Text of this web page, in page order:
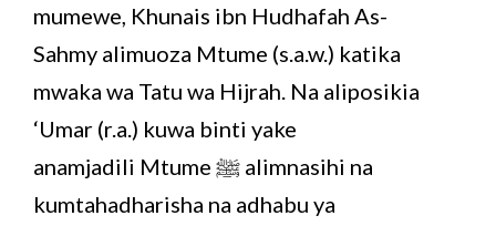
mumewe, Khunais ibn Hudhafah As-
Sahmy alimuoza Mtume (s.a.w.) katika
mwaka wa Tatu wa Hijrah. Na aliposikia
‘Umar (r.a.) kuwa binti yake
anamjadili Mtume ﷺ alimnasihi na
kumtahadharisha na adhabu ya